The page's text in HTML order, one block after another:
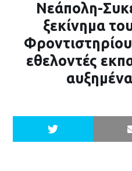
Νεάπολη-
ξεκίνημα
εθελοντές